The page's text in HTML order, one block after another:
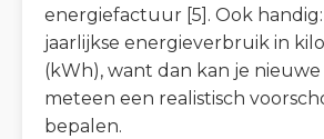
energiefactuur [5]. Ook
jaarlijkse energieverbruik in
(kWh), want dan kan je
meteen een realistisch
bepalen.